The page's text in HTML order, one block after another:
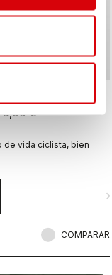
HOODY
€
de vida ciclista, bien
COMPARAR